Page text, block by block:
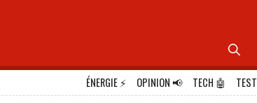

ÉNERGIE⚡ OPINION📢 TECH 🤖 TEST